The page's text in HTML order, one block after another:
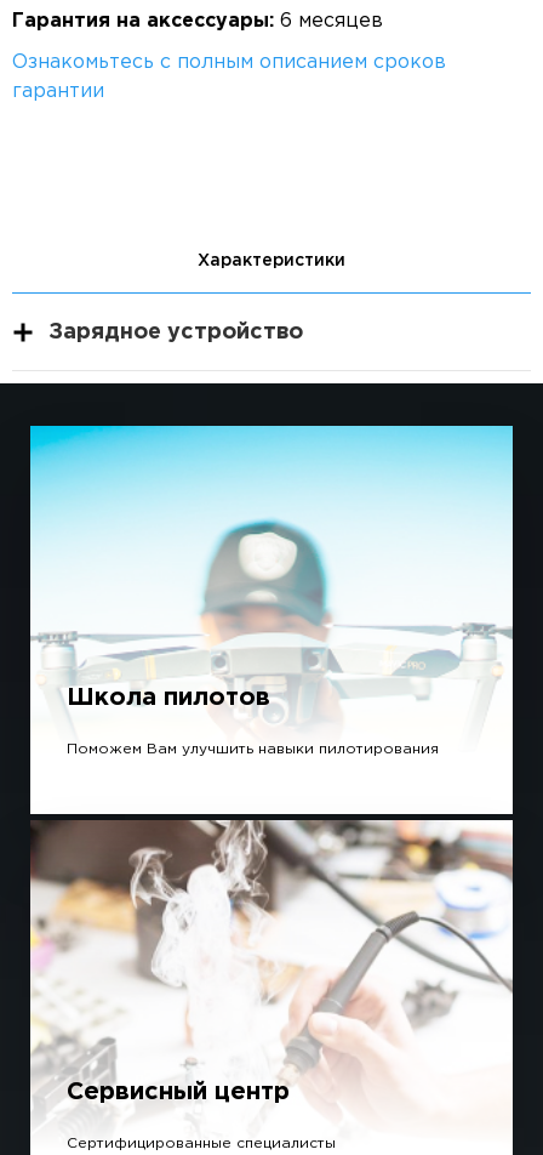
Гарантия на аксессуары: 6 месяцев
Ознакомьтесь с полным описанием сроков
гарантии
Характеристики
Зарядное устройство
Школа пилотов
Поможем Вам улучшить навыки пилотирования
Сервисный центр
Сертифицированные специалисты